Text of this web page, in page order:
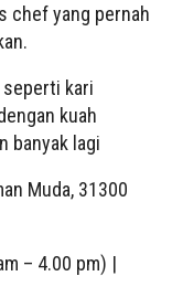
chef yang pernah
seperti kari
kuah
banyak lagi
Muda, 31300
– 4.00 pm) |